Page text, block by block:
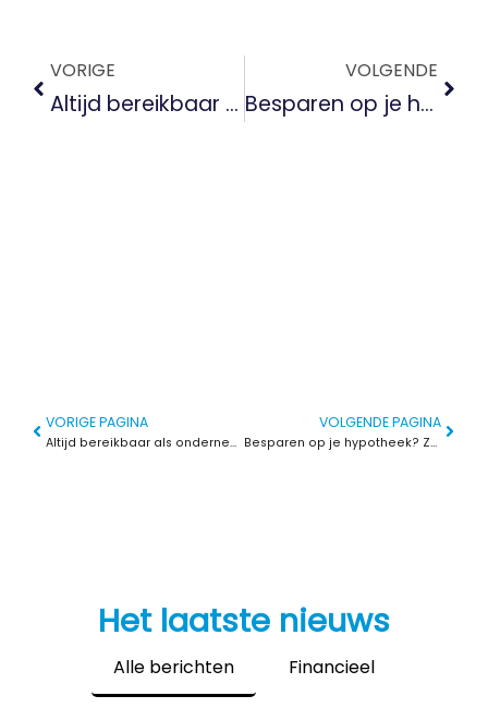
VORIGE
Altijd bereikbaar als ondernemer? Zo vind je weer balans en rust
VOLGENDE
Besparen op je hypotheek? Zet in op een beter energielabel
VORIGE PAGINA
Altijd bereikbaar als ondernemer? Zo vind je weer balans en rust
VOLGENDE PAGINA
Besparen op je hypotheek? Zet in op een beter energielabel
Het laatste nieuws
Alle berichten Financieel